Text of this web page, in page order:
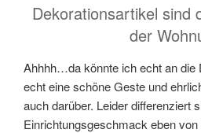
Dekorationsartikel sind
der
Ahhhh…da könnte ich echt an die
echt eine schöne Geste und
auch darüber. Leider differenziert
Einrichtungsgeschmack eben